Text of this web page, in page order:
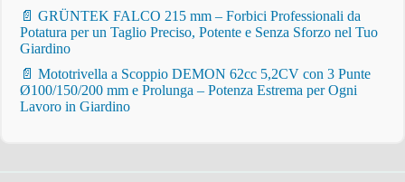
📄 GRÜNTEK FALCO 215 mm – Forbici Professionali da
Potatura per un Taglio Preciso, Potente e Senza Sforzo nel Tuo
Giardino
📄 Mototrivella a Scoppio DEMON 62cc 5,2CV con 3 Punte
Ø100/150/200 mm e Prolunga – Potenza Estrema per Ogni
Lavoro in Giardino